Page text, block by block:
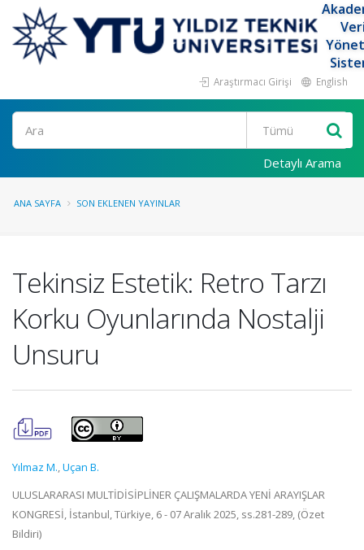
Araştırmacı Girişi English
Ara
Detaylı Arama
ANA SAYFA SON EKLENEN YAYINLAR
Tekinsiz Estetik: Retro Tarzı
Korku Oyunlarında Nostalji
Unsuru
Yılmaz M.,Uçan B.
ULUSLARARASI MULTİDİSİPLİNER ÇALIŞMALARDA YENİ ARAYIŞLAR
KONGRESİ, İstanbul, Türkiye, 6 - 07 Aralık 2025, ss.281-289, (Özet
Bildiri)